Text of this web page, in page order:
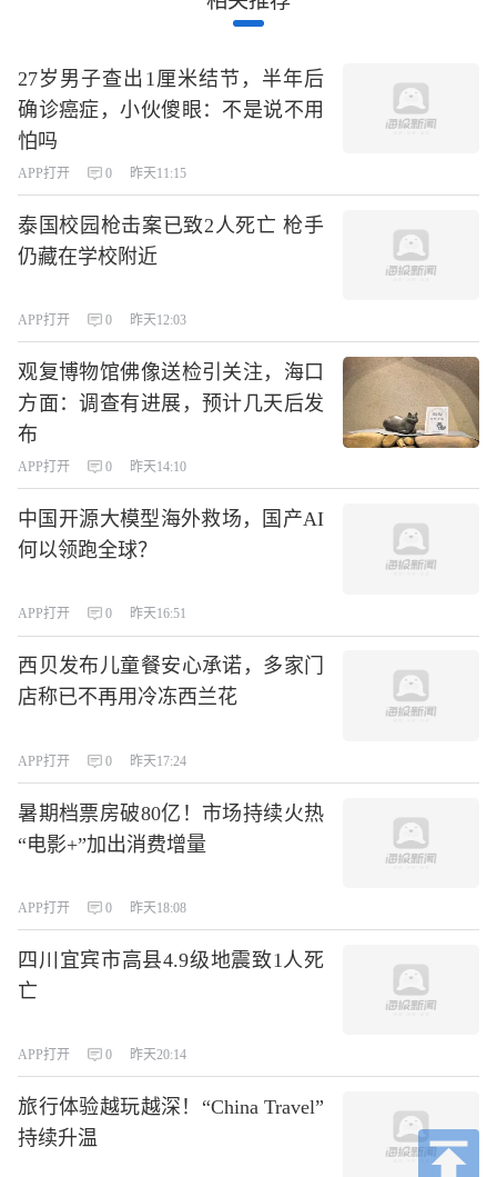
27岁男子查出1厘米结节，半年后
确诊癌症，小伙傻眼：不是说不用
怕吗
APP打开 0 昨天11:15
泰国校园枪击案已致2人死亡 枪手
仍藏在学校附近
APP打开 0 昨天12:03
观复博物馆佛像送检引关注，海口
方面：调查有进展，预计几天后发
布
APP打开 0 昨天14:10
中国开源大模型海外救场，国产AI
何以领跑全球？
APP打开 0 昨天16:51
西贝发布儿童餐安心承诺，多家门
店称已不再用冷冻西兰花
APP打开 0 昨天17:24
暑期档票房破80亿！市场持续火热
“电影+”加出消费增量
APP打开 0 昨天18:08
四川宜宾市高县4.9级地震致1人死
亡
APP打开 0 昨天20:14
旅行体验越玩越深！“China Travel”
持续升温